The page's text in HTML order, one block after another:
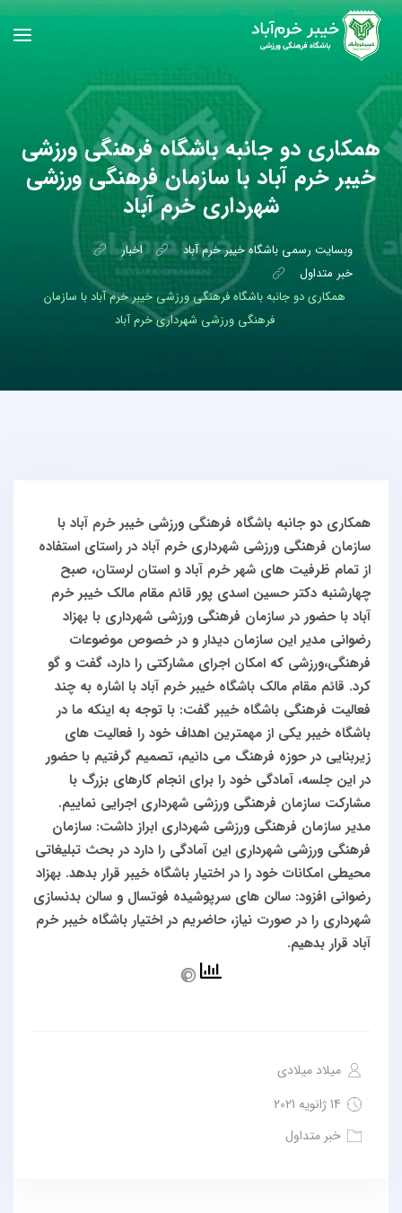
همکاری دو جانبه باشگاه فرهنگی ورزشی
خیبر خرم آباد با سازمان فرهنگی ورزشی
شهرداری خرم آباد
وبسایت رسمی باشگاه خیبر خرم آباد
اخبار
خبر متداول
همکاری دو جانبه باشگاه فرهنگی ورزشی خیبر خرم آباد با سازمان
فرهنگی ورزشی شهرداری خرم آباد
همکاری دو جانبه باشگاه فرهنگی ورزشی خیبر خرم آباد با
سازمان فرهنگی ورزشی شهرداری خرم آباد در راستای استفاده
از تمام ظرفیت های شهر خرم آباد و استان لرستان، صبح
چهارشنبه دکتر حسین اسدی پور قائم مقام مالک خیبر خرم
آباد با حضور در سازمان فرهنگی ورزشی شهرداری با بهزاد
رضوانی مدیر این سازمان دیدار و در خصوص موضوعات
فرهنگی،ورزشی که امکان اجرای مشارکتی را دارد، گفت و گو
کرد. قائم مقام مالک باشگاه خیبر خرم آباد با اشاره به چند
فعالیت فرهنگی باشگاه خیبر گفت: با توجه به اینکه ما در
باشگاه خیبر یکی از مهمترین اهداف خود را فعالیت های
زیربنایی در حوزه فرهنگ می دانیم، تصمیم گرفتیم با حضور
در این جلسه، آمادگی خود را برای انجام کارهای بزرگ با
مشارکت سازمان فرهنگی ورزشی شهرداری اجرایی نماییم.
مدیر سازمان فرهنگی ورزشی شهرداری ابراز داشت: سازمان
فرهنگی ورزشی شهرداری این آمادگی را دارد در بحث تبلیغاتی
محیطی امکانات خود را در اختیار باشگاه خیبر قرار بدهد. بهزاد
رضوانی افزود: سالن های سرپوشیده فوتسال و سالن بدنسازی
شهرداری را در صورت نیاز، حاضریم در اختیار باشگاه خیبر خرم
آباد قرار بدهیم.
میلاد میلادی
14 ژانویه 2021
خبر متداول